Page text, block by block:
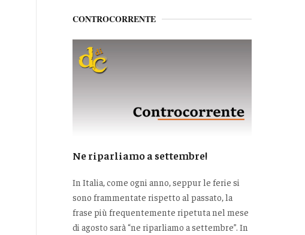
CONTROCORRENTE
Ne riparliamo a settembre!
In Italia, come ogni anno, seppur le ferie si
sono frammentate rispetto al passato, la
frase più frequentemente ripetuta nel mese
di agosto sarà “ne riparliamo a settembre”. In